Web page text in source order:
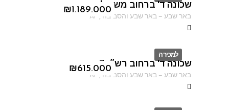
ID
₪1.189.000
שכונה ד' ברחוב משעול סוכות
באר שבע–באר שבע והסביבה ,
AF
למכירה
ID
₪615.000
שכונה ד' ברחוב רש״י 7
באר שבע–באר שבע והסביבה ,
AF